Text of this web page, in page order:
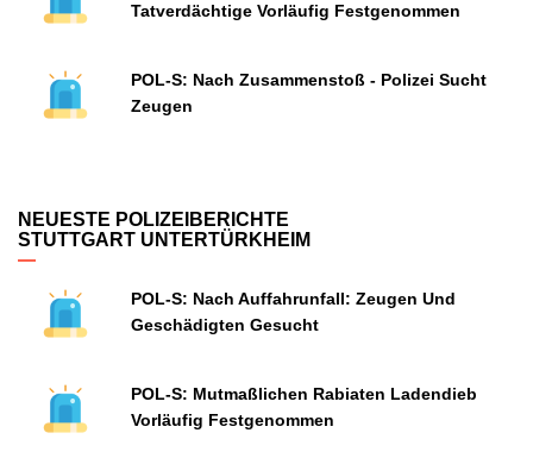
Tatverdächtige Vorläufig Festgenommen
POL-S: Nach Zusammenstoß - Polizei Sucht
Zeugen
NEUESTE POLIZEIBERICHTE
STUTTGART UNTERTÜRKHEIM
POL-S: Nach Auffahrunfall: Zeugen Und
Geschädigten Gesucht
POL-S: Mutmaßlichen Rabiaten Ladendieb
Vorläufig Festgenommen